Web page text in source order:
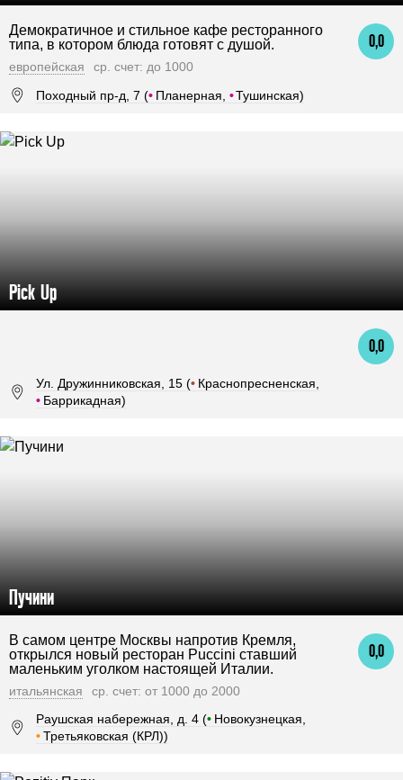
0,0
Демократичное и стильное кафе ресторанного
типа, в котором блюда готовят с душой.
европейская
ср. счет: до 1000
Походный пр-д, 7 (• Планерная, •Тушинская)
Pick Up
0,0
Ул. Дружинниковская, 15 (• Краснопресненская,
• Баррикадная)
Пучини
0,0
В самом центре Москвы напротив Кремля,
открылся новый ресторан Puccini ставший
маленьким уголком настоящей Италии.
итальянская
ср. счет: от 1000 до 2000
Раушская набережная, д. 4 (• Новокузнецкая,
•Третьяковская (КРЛ))